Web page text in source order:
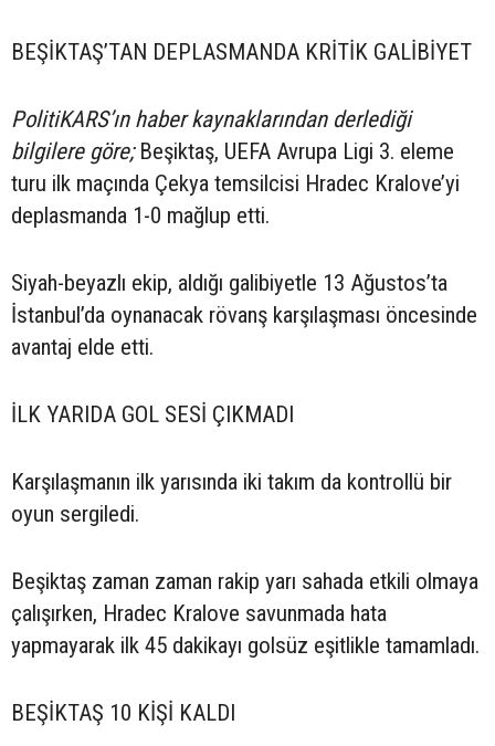
BEŞİKTAŞ’TAN DEPLASMANDA KRİTİK GALİBİYET
PolitiKARS’ın haber kaynaklarından derlediği
bilgilere göre;Beşiktaş, UEFA Avrupa Ligi 3. eleme
turu ilk maçında Çekya temsilcisi Hradec Kralove’yi
deplasmanda 1-0 mağlup etti.
Siyah-beyazlı ekip, aldığı galibiyetle 13 Ağustos’ta
İstanbul’da oynanacak rövanş karşılaşması öncesinde
avantaj elde etti.
İLK YARIDA GOL SESİ ÇIKMADI
Karşılaşmanın ilk yarısında iki takım da kontrollü bir
oyun sergiledi.
Beşiktaş zaman zaman rakip yarı sahada etkili olmaya
çalışırken, Hradec Kralove savunmada hata
yapmayarak ilk 45 dakikayı golsüz eşitlikle tamamladı.
BEŞİKTAŞ 10 KİŞİ KALDI